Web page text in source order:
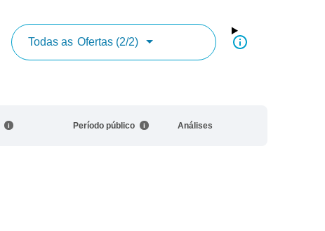
Todas as Ofertas (2/2)
Período público Análises